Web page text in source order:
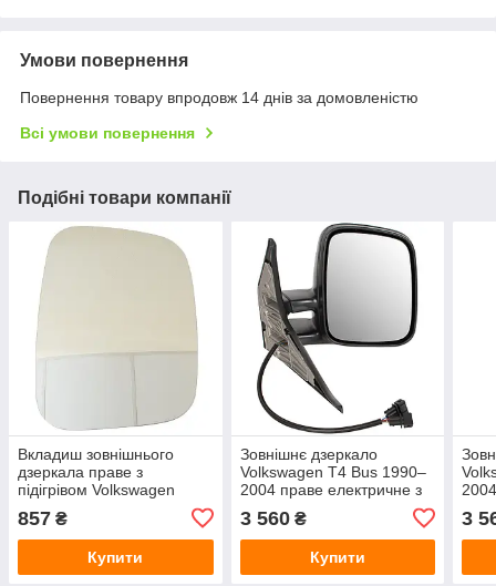
Умови повернення
Повернення товару впродовж 14 днів за домовленістю
Всі умови повернення
Подібні товари компанії
Вкладиш зовнішнього
дзеркала праве з
підігрівом Volkswagen
Volkswagen T5 2003–2009
857 ₴
Купити
Зовнішнє дзеркало
Volkswagen T4 Bus 1990–
2004 праве електричне з
3 560₴
Купити
3